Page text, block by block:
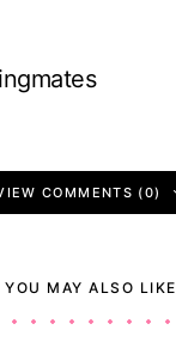
COMMENTS (0)
YOU MAY ALSO LIKE